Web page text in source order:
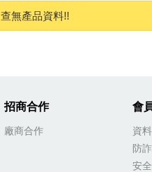
查無產品資料!!
招商合作
廠商合作
會
資
防
安